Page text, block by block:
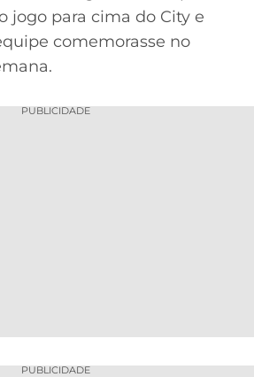
jogo para cima do City e
comemorasse no
PUBLICIDADE
PUBLICIDADE